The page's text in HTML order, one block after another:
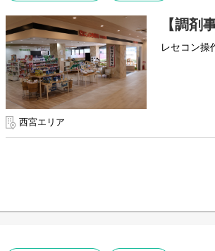
【調剤
レセコン操
西宮エリア